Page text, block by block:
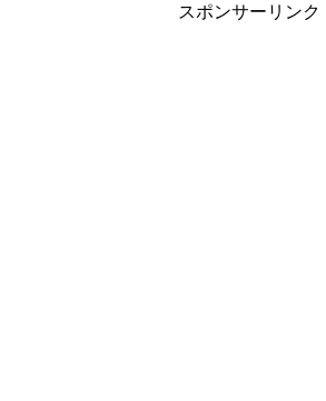
スポンサーリンク